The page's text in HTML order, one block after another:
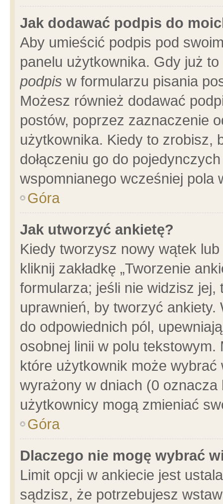
Jak dodawać podpis do
Aby umieścić podpis pod
panelu użytkownika. Gdy już
podpis w formularzu pisania
Możesz również dodawać
postów, poprzez zaznaczenie
użytkownika. Kiedy to zrobisz,
dołączeniu go do
wspomnianego wcześniej pola
Góra
Jak utworzyć ankietę?
Kiedy tworzysz nowy wątek
kliknij zakładkę „Tworzenie
formularza; jeśli nie widzisz
uprawnień, by tworzyć ankiety.
do odpowiednich pól,
osobnej linii w polu
które użytkownik może
wyrażony w dniach (0
użytkownicy mogą zmieniać
Góra
Dlaczego nie mogę wybrać
Limit opcji w ankiecie jest
sądzisz, że potrzebujesz